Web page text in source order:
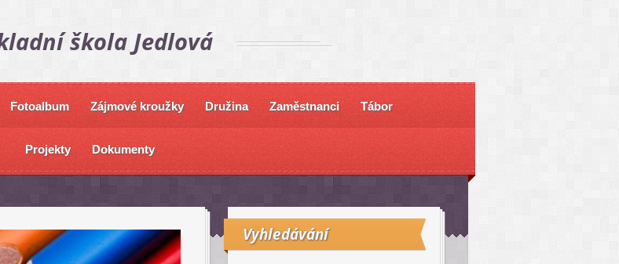
škola Jedlová
Fotoalbum Zájmové kroužky Družina Zaměstnanci Tábor
Projekty Dokumenty
Vyhledávání